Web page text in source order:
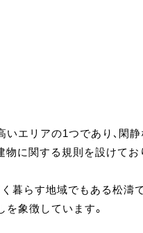
エリアの1つであり、閑
物に関する規則を設けて
暮らす地域でもある松
象徴しています。